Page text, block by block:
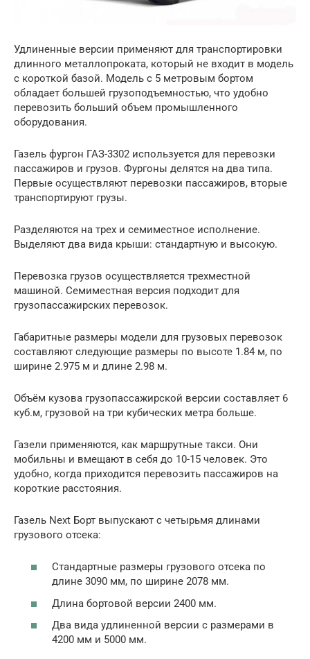
Удлиненные версии применяют для транспортировки
длинного металлопроката, который не входит в модель
с короткой базой. Модель с 5 метровым бортом
обладает большей грузоподъемностью, что удобно
перевозить больший объем промышленного
оборудования.
Газель фургон ГАЗ-3302 используется для перевозки
пассажиров и грузов. Фургоны делятся на два типа.
Первые осуществляют перевозки пассажиров, вторые
транспортируют грузы.
Разделяются на трех и семиместное исполнение.
Выделяют два вида крыши: стандартную и высокую.
Перевозка грузов осуществляется трехместной
машиной. Семиместная версия подходит для
грузопассажирских перевозок.
Габаритные размеры модели для грузовых перевозок
составляют следующие размеры по высоте 1.84 м, по
ширине 2.975 м и длине 2.98 м.
Объём кузова грузопассажирской версии составляет 6
куб.м, грузовой на три кубических метра больше.
Газели применяются, как маршрутные такси. Они
мобильны и вмещают в себя до 10-15 человек. Это
удобно, когда приходится перевозить пассажиров на
короткие расстояния.
Газель Next Борт выпускают с четырьмя длинами
грузового отсека:
Стандартные размеры грузового отсека по
длине 3090 мм, по ширине 2078 мм.
Длина бортовой версии 2400 мм.
Два вида удлиненной версии с размерами в
4200 мм и 5000 мм.